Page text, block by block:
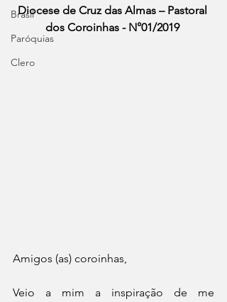
Brasil
Paróquias
Clero
Diocese de Cruz das Almas – Pastoral
dos Coroinhas - N°01/2019
Amigos (as) coroinhas,
Veio a mim a inspiração de me